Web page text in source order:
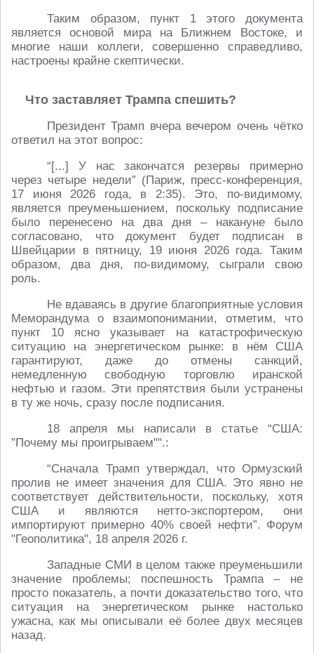
Таким образом, пункт 1 этого документа
является основой мира на Ближнем Востоке, и
многие наши коллеги, совершенно справедливо,
настроены крайне скептически.
Что заставляет Трампа спешить?
Президент Трамп вчера вечером очень чётко
ответил на этот вопрос:
“[...] У нас закончатся резервы примерно
через четыре недели” (Париж, пресс-конференция,
17 июня 2026 года, в 2:35). Это, по-видимому,
является преуменьшением, поскольку подписание
было перенесено на два дня – накануне было
согласовано, что документ будет подписан в
Швейцарии в пятницу, 19 июня 2026 года. Таким
образом, два дня, по-видимому, сыграли свою
роль.
Не вдаваясь в другие благоприятные условия
Меморандума о взаимопонимании, отметим, что
пункт 10 ясно указывает на катастрофическую
ситуацию на энергетическом рынке: в нём США
гарантируют, даже до отмены санкций,
немедленную свободную торговлю иранской
нефтью и газом. Эти препятствия были устранены
в ту же ночь, сразу после подписания.
18 апреля мы написали в статье “США:
”Почему мы проигрываем"".:
“Сначала Трамп утверждал, что Ормузский
пролив не имеет значения для США. Это явно не
соответствует действительности, поскольку, хотя
США и являются нетто-экспортером, они
импортируют примерно 40% своей нефти”. Форум
"Геополитика", 18 апреля 2026 г.
Западные СМИ в целом также преуменьшили
значение проблемы; поспешность Трампа – не
просто показатель, а почти доказательство того, что
ситуация на энергетическом рынке настолько
ужасна, как мы описывали её более двух месяцев
назад.